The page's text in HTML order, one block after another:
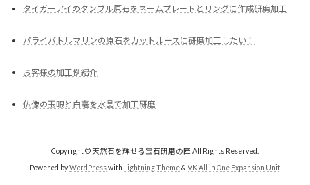
タイガーアイのタンブル原石をネームプレートとリングに作成研磨加工
パライバトルマリンの原石をカットルースに研磨加工したい！
お客様の加工例紹介
仏像の玉眼と白毫を水晶で加工研磨
Copyright © 天然石を輝せる宝石研磨の匠 All Rights Reserved.
Powered byWordPresswith Lightning Theme& VK All in One Expansion Unit